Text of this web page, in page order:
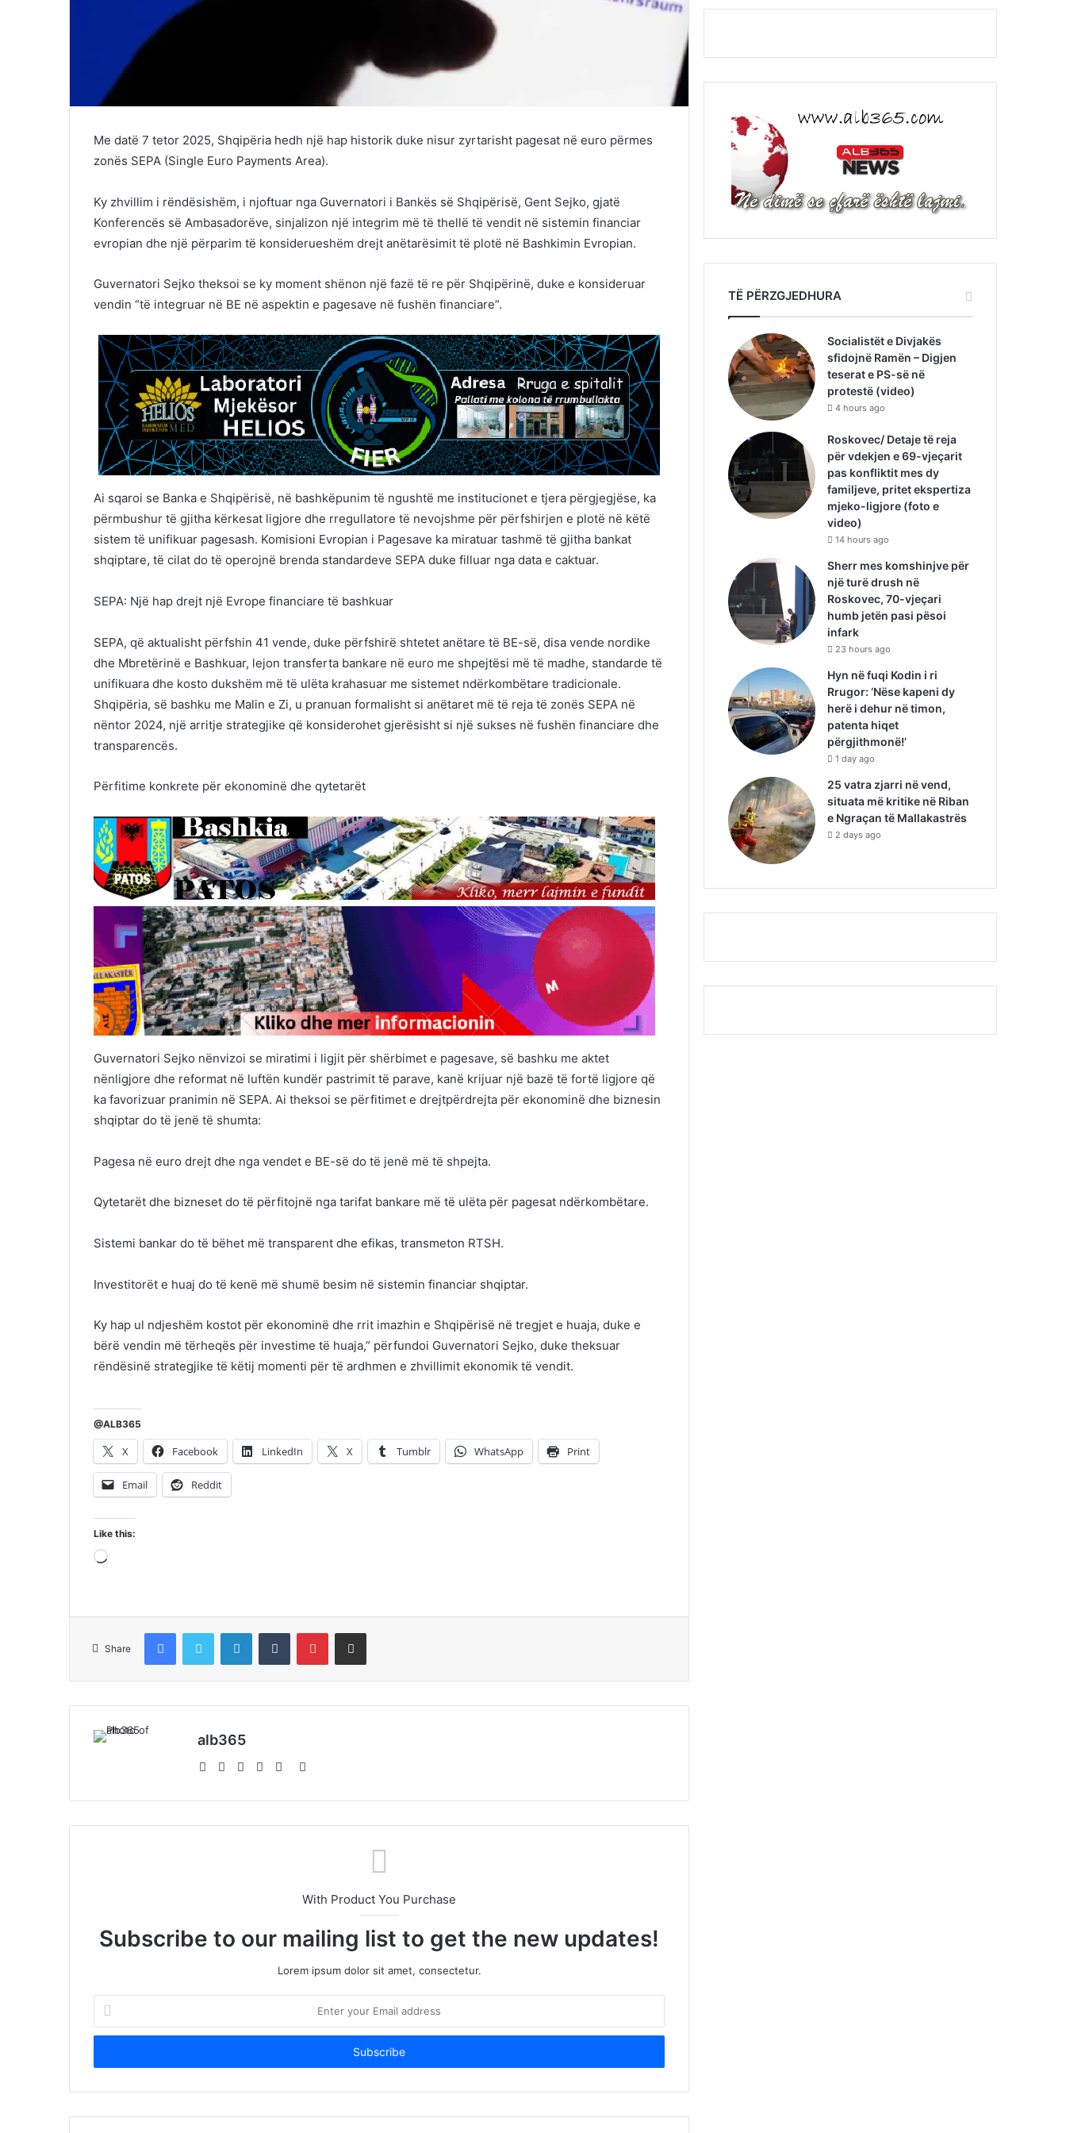
Me datë 7 tetor 2025, Shqipëria hedh një hap historik duke nisur zyrtarisht pagesat në euro përmes
zonës SEPA (Single Euro Payments Area).
Ky zhvillim i rëndësishëm, i njoftuar nga Guvernatori i Bankës së Shqipërisë, Gent Sejko, gjatë
Konferencës së Ambasadorëve, sinjalizon një integrim më të thellë të vendit në sistemin financiar
evropian dhe një përparim të konsiderueshëm drejt anëtarësimit të plotë në Bashkimin Evropian.
Guvernatori Sejko theksoi se ky moment shënon një fazë të re për Shqipërinë, duke e konsideruar
vendin “të integruar në BE në aspektin e pagesave në fushën financiare”.
Ai sqaroi se Banka e Shqipërisë, në bashkëpunim të ngushtë me institucionet e tjera përgjegjëse, ka
përmbushur të gjitha kërkesat ligjore dhe rregullatore të nevojshme për përfshirjen e plotë në këtë
sistem të unifikuar pagesash. Komisioni Evropian i Pagesave ka miratuar tashmë të gjitha bankat
shqiptare, të cilat do të operojnë brenda standardeve SEPA duke filluar nga data e caktuar.
SEPA: Një hap drejt një Evrope financiare të bashkuar
SEPA, që aktualisht përfshin 41 vende, duke përfshirë shtetet anëtare të BE-së, disa vende nordike
dhe Mbretërinë e Bashkuar, lejon transferta bankare në euro me shpejtësi më të madhe, standarde të
unifikuara dhe kosto dukshëm më të ulëta krahasuar me sistemet ndërkombëtare tradicionale.
Shqipëria, së bashku me Malin e Zi, u pranuan formalisht si anëtaret më të reja të zonës SEPA në
nëntor 2024, një arritje strategjike që konsiderohet gjerësisht si një sukses në fushën financiare dhe
transparencës.
Përfitime konkrete për ekonominë dhe qytetarët
Guvernatori Sejko nënvizoi se miratimi i ligjit për shërbimet e pagesave, së bashku me aktet
nënligjore dhe reformat në luftën kundër pastrimit të parave, kanë krijuar një bazë të fortë ligjore që
ka favorizuar pranimin në SEPA. Ai theksoi se përfitimet e drejtpërdrejta për ekonominë dhe biznesin
shqiptar do të jenë të shumta:
Pagesa në euro drejt dhe nga vendet e BE-së do të jenë më të shpejta.
Qytetarët dhe bizneset do të përfitojnë nga tarifat bankare më të ulëta për pagesat ndërkombëtare.
Sistemi bankar do të bëhet më transparent dhe efikas, transmeton RTSH.
Investitorët e huaj do të kenë më shumë besim në sistemin financiar shqiptar.
Ky hap ul ndjeshëm kostot për ekonominë dhe rrit imazhin e Shqipërisë në tregjet e huaja, duke e
bërë vendin më tërheqës për investime të huaja,” përfundoi Guvernatori Sejko, duke theksuar
rëndësinë strategjike të këtij momenti për të ardhmen e zhvillimit ekonomik të vendit.
@ALB365
X Facebook LinkedIn X Tumblr WhatsApp Print
Email Reddit
Like this:
Loading…
Share
FacebookTwitter LinkedInTumblr PinterestShare via Email
alb365
WebsiteFacebook
TwitterLinkedInYouTube
Instagram
With Product You Purchase
Subscribe to our mailing list to get the new updates!
Lorem ipsum dolor sit amet, consectetur.
your
Email
TË PËRZGJEDHURA
Socialistët e Divjakës
sfidojnë Ramën – Digjen
teserat e PS-së në
protestë (video)
4 hours ago
Roskovec/ Detaje të reja
për vdekjen e 69-vjeçarit
pas konfliktit mes dy
familjeve, pritet ekspertiza
mjeko-ligjore (foto e
video)
14 hours ago
Sherr mes komshinjve për
një turë drush në
Roskovec, 70-vjeçari
humb jetën pasi pësoi
infark
23 hours ago
Hyn në fuqi Kodin i ri
Rrugor: ‘Nëse kapeni dy
herë i dehur në timon,
patenta hiqet
përgjithmonë!’
1 day ago
25 vatra zjarri në vend,
situata më kritike në Riban
e Ngraçan të Mallakastrës
2 days ago